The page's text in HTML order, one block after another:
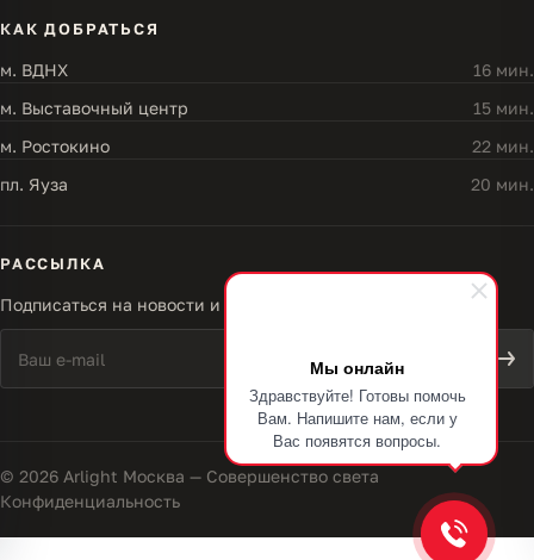
Мы онлайн
Здравствуйте! Готовы помочь
Вам. Напишите нам, если у
Вас появятся вопросы.
КАК ДОБРАТЬСЯ
м. ВДНХ
16 мин.
м. Выставочный центр
15 мин.
м. Ростокино
22 мин.
пл. Яуза
20 мин.
РАССЫЛКА
Подписаться на новости и акции
© 2026 Arlight Москва — Совершенство света
Конфиденциальность